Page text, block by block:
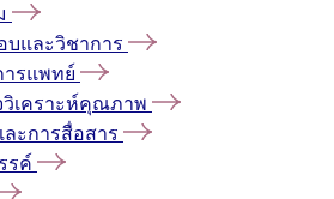
บและวิชาการ
ารแพทย์
วิเคราะห์คุณภาพ
ะการสื่อสาร
รค์